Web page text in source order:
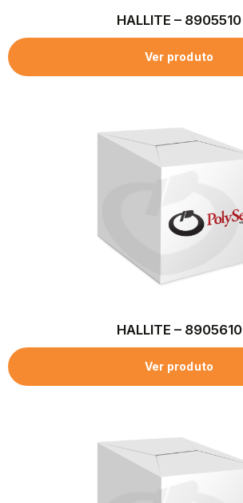
HALLITE – 8905510
Ver produto
HALLITE – 8905610
Ver produto